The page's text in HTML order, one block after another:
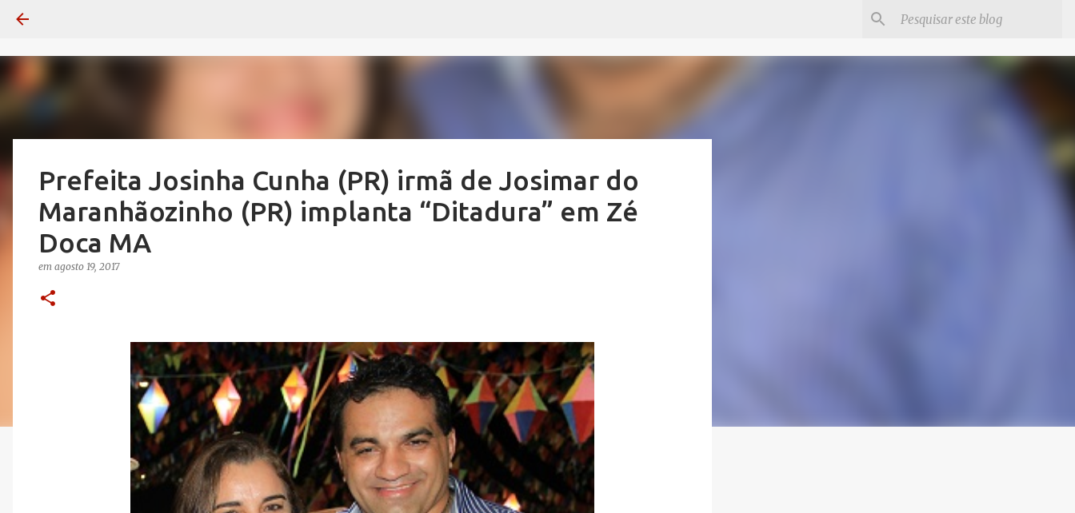
Prefeita Josinha Cunha (PR) irmã de Josimar do
Maranhãozinho (PR) implanta “Ditadura” em Zé
Doca MA
em agosto 19, 2017